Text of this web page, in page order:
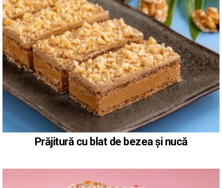
Prăjitură cu blat de bezea și nucă